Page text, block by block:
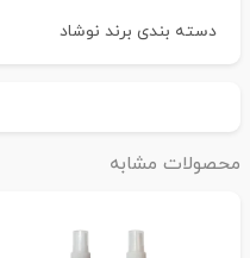
دسته بندیبرند نوشاد
مشابه